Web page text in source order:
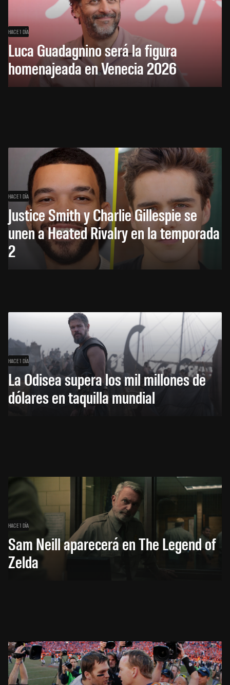
HACE 1 DÍA
Luca Guadagnino será la figura
homenajeada en Venecia 2026
HACE 1 DÍA
Justice Smith y Charlie Gillespie se
unen a Heated Rivalry en la temporada
2
HACE 1 DÍA
La Odisea supera los mil millones de
dólares en taquilla mundial
HACE 1 DÍA
Sam Neill aparecerá en The Legend of
Zelda